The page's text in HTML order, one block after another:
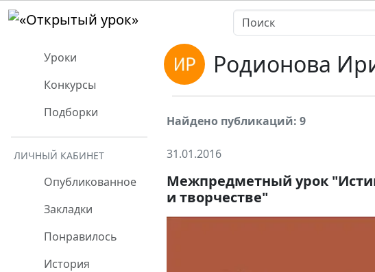
Уроки
Конкурсы
Подборки
ЛИЧНЫЙ КАБИНЕТ
Опубликованное
Закладки
Понравилось
История
Родионова
Найдено публикаций: 9
31.01.2016
Межпредметный урок
и творчестве"